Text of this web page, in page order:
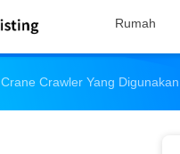
Rumah
Crane Crawler Yang Digunakan